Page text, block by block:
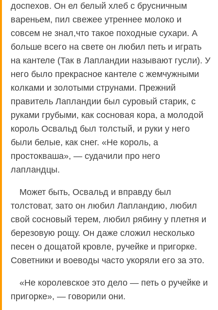
доспехов. Он ел белый хлеб с брусничным
вареньем, пил свежее утреннее молоко и
совсем не знал,что такое походные сухари. А
больше всего на свете он любил петь и играть
на кантеле (Так в Лапландии называют гусли). У
него было прекрасное кантеле с жемчужными
колками и золотыми струнами. Прежний
правитель Лапландии был суровый старик, с
руками грубыми, как сосновая кора, а молодой
король Освальд был толстый, и руки у него
были белые, как снег. «Не король, а
простокваша», — судачили про него
лапландцы.
Может быть, Освальд и вправду был
толстоват, зато он любил Лапландию, любил
свой сосновый терем, любил рябину у плетня и
березовую рощу. Он даже сложил несколько
песен о дощатой кровле, ручейке и пригорке.
Советники и воеводы часто укоряли его за это.
«Не королевское это дело — петь о ручейке и
пригорке», — говорили они.